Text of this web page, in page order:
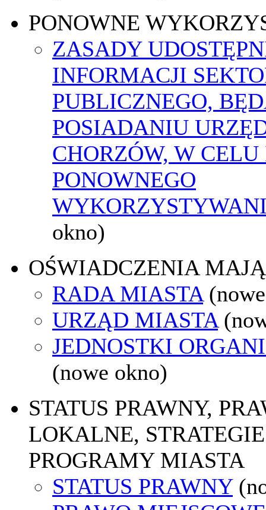
PONOWNE
ZASADY
INFORMACJI
PUBLICZNEGO,
POSIADANIU
CHORZÓW, W
PONOWNEGO
okno)
OŚWIADCZENIA
RADA MIASTA
URZĄD MIASTA
JEDNOSTKI
(nowe okno)
STATUS PRAWNY,
LOKALNE,
PROGRAMY MIASTA
STATUS PRAWNY